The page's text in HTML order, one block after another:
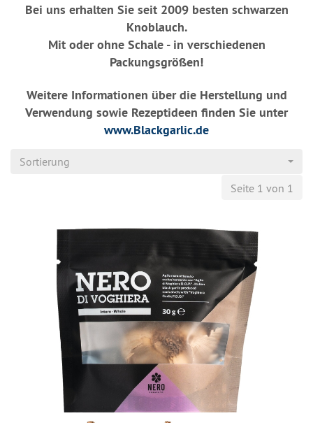
Bei uns erhalten Sie seit 2009 besten schwarzen
Knoblauch.
Mit oder ohne Schale - in verschiedenen
Packungsgrößen!
Weitere Informationen über die Herstellung und
Verwendung sowie Rezeptideen finden Sie unter
www.Blackgarlic.de
Sortierung
Seite 1 von 1